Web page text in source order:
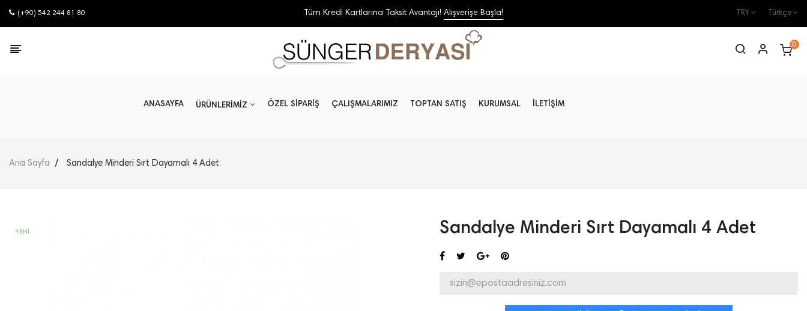
(+90) 542 244 81 80 Tüm Kredi Kartlarına Taksit Avantajı! Alışverişe Başla! Türkçe
TRY
0
ANASAYFA ÜRÜNLERİMİZ ÖZEL SİPARİŞ ÇALIŞMALARIMIZ TOPTAN SATIŞ KURUMSAL İLETİŞİM
Ana Sayfa Sandalye Minderi Sırt Dayamalı 4 Adet
YENI Sandalye Minderi Sırt Dayamalı 4 Adet